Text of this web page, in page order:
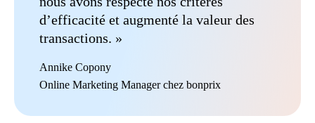
d’efficacité et augmenté la valeur des
transactions. »
Annike Copony
Online Marketing Manager chez bonprix